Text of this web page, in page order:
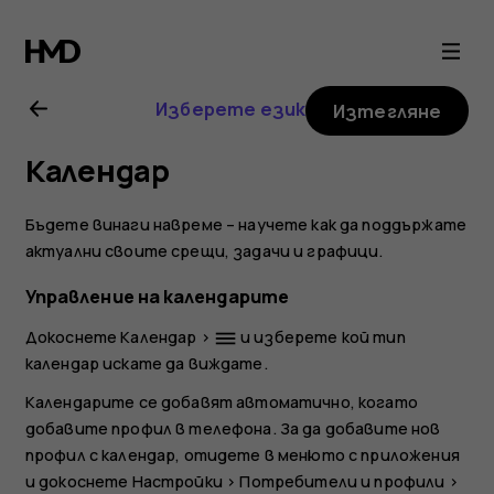
Ръководство
на
потребителя
за
Nokia
2.1
Изберете език Изтегляне
Календар
Бъдете винаги навреме – научете как да поддържате
актуални своите срещи, задачи и графици.
Управление на календарите
ДокоснетеКалендар > dehaze и изберете кой тип
календар искате да виждате.
Календарите се добавят автоматично, когато
добавите профил в телефона. За да добавите нов
профил с календар, отидете в менюто с приложения
и докоснете Настройки >Потребители и профили >